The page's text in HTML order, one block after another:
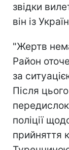
звідки
він із
"Жертв
Район
за
Після
поліції
прийняття